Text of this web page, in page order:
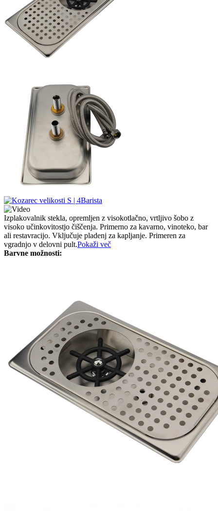
Izplakovalnik stekla, opremljen z visokotlačno, vrtljivo šobo z
visoko učinkovitostjo čiščenja. Primerno za kavarno, vinoteko, bar
ali restavracijo. Vključuje pladenj za kapljanje. Primeren za
vgradnjo v delovni pult.Pokaži več
Barvne možnosti: